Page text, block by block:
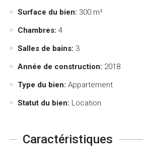
Surface du bien: 300 m²
Chambres: 4
Salles de bains: 3
Année de construction: 2018
Type du bien: Appartement
Statut du bien: Location
Caractéristiques